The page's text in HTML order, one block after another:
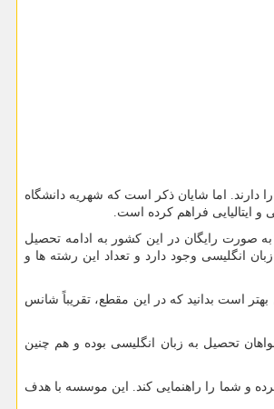
دارند. اما شایان ذکر است که شهریه دانشگاه
و ایتالیایی فراهم کرده است.
به صورت رایگان در این کشور به ادامه تحصیل
انگلیسی وجود دارد و تعداد این رشته ها و
است بدانید که در این مقطع، تقریباً شانس
تحصیل به زبان انگلیسی بوده و هم چنین
و شما را راهنمایی کند. این موسسه با هدف